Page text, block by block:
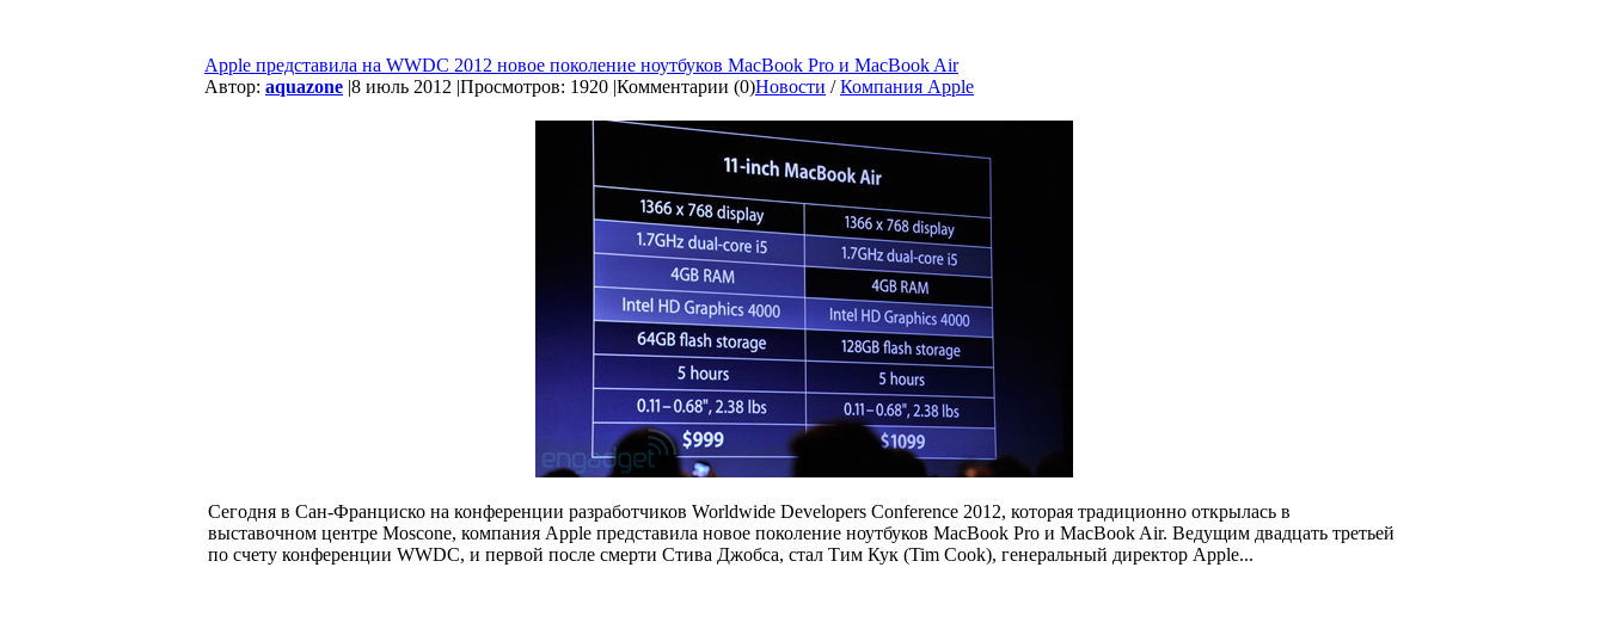
Apple представила на WWDC 2012 новое поколение ноутбуков MacBook Pro и MacBook Air
Автор: aquazone |8 июль 2012 |Просмотров: 1920 |Комментарии (0)Новости /Компания Apple
Сегодня в Сан-Франциско на конференции разработчиков Worldwide Developers Conference 2012, которая традиционно открылась в
выставочном центре Moscone, компания Apple представила новое поколение ноутбуков MacBook Pro и MacBook Air. Ведущим двадцать третьей
по счету конференции WWDC, и первой после смерти Стива Джобса, стал Тим Кук (Tim Cook), генеральный директор Apple...